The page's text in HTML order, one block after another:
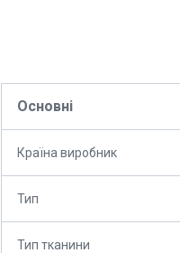
Основні
Країна виробник
Тип
Тип тканини